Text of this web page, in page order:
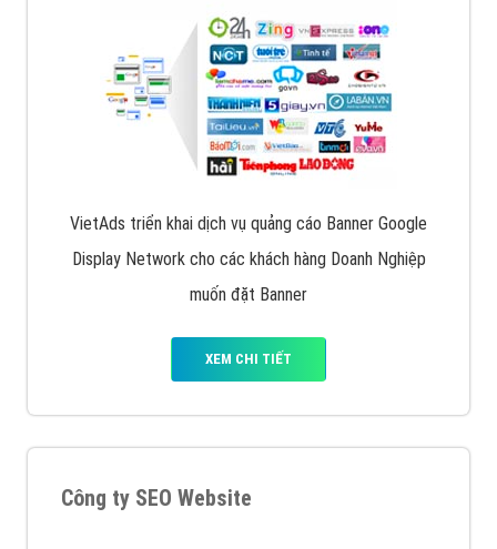
VietAds triển khai dịch vụ quảng cáo Banner Google
Display Network cho các khách hàng Doanh Nghiệp
muốn đặt Banner
XEM CHI TIẾT
Công ty SEO Website